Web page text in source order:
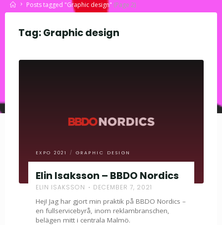
HomePosts tagged "Graphic design" (Page 2)
Tag:Graphic design
EXPO 2021 / GRAPHIC DESIGN
Elin Isaksson – BBDO Nordics
ELIN ISAKSSON DECEMBER 7, 2021
Hej! Jag har gjort min praktik på BBDO Nordics –
en fullservicebyrå, inom reklambranschen,
belägen mitt i centrala Malmö.